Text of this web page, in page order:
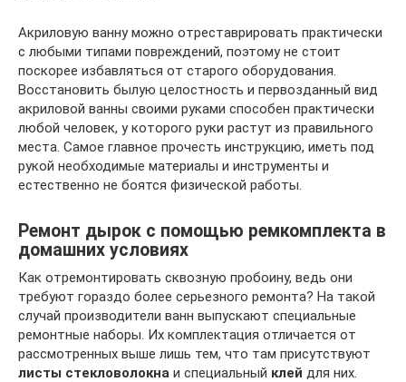
Акриловую ванну можно отреставрировать практически
с любыми типами повреждений, поэтому не стоит
поскорее избавляться от старого оборудования.
Восстановить былую целостность и первозданный вид
акриловой ванны своими руками способен практически
любой человек, у которого руки растут из правильного
места. Самое главное прочесть инструкцию, иметь под
рукой необходимые материалы и инструменты и
естественно не боятся физической работы.
Ремонт дырок с помощью ремкомплекта в
домашних условиях
Как отремонтировать сквозную пробоину, ведь они
требуют гораздо более серьезного ремонта? На такой
случай производители ванн выпускают специальные
ремонтные наборы. Их комплектация отличается от
рассмотренных выше лишь тем, что там присутствуют
листы стекловолокна и специальный клей для них.